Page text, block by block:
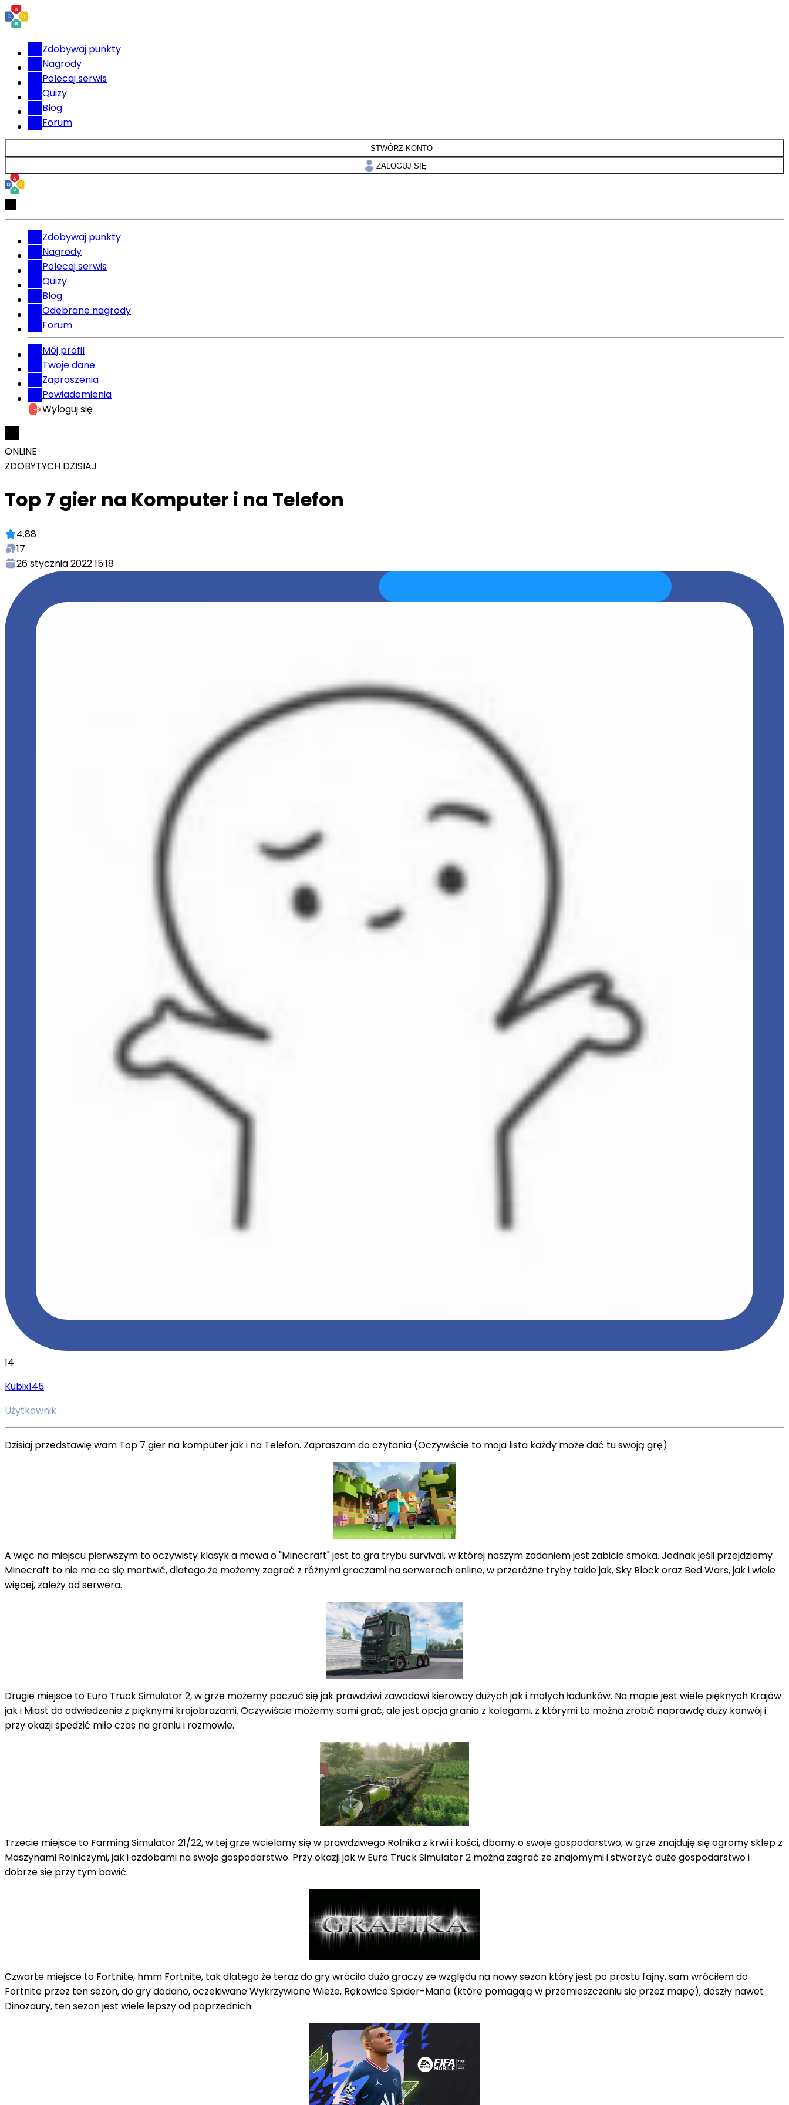
Zdobywaj punkty
Nagrody
Polecaj serwis
Quizy
Blog
Forum
STWÓRZ KONTO
ZALOGUJ SIĘ
Zdobywaj punkty
Nagrody
Polecaj serwis
Quizy
Blog
Odebrane nagrody
Forum
Mój profil
Twoje dane
Zaproszenia
Powiadomienia
Wyloguj się
ONLINE
ZDOBYTYCH DZISIAJ
Top 7 gier na Komputer i na Telefon
4.88
17
26 stycznia 2022 15:18
14
Kubix145
Użytkownik
Dzisiaj przedstawię wam Top 7 gier na komputer jak i na Telefon. Zapraszam do czytania (Oczywiście to moja lista każdy może dać tu swoją grę)
A więc na miejscu pierwszym to oczywisty klasyk a mowa o "Minecraft" jest to gra trybu survival, w której naszym zadaniem jest zabicie smoka. Jednak jeśli przejdziemy
Minecraft to nie ma co się martwić, dlatego że możemy zagrać z różnymi graczami na serwerach online, w przeróżne tryby takie jak, Sky Block oraz Bed Wars, jak i wiele
więcej, zależy od serwera.
Drugie miejsce to Euro Truck Simulator 2, w grze możemy poczuć się jak prawdziwi zawodowi kierowcy dużych jak i małych ładunków. Na mapie jest wiele pięknych Krajów
jak i Miast do odwiedzenie z pięknymi krajobrazami. Oczywiście możemy sami grać, ale jest opcja grania z kolegami, z którymi to można zrobić naprawdę duży konwój i
przy okazji spędzić miło czas na graniu i rozmowie.
Trzecie miejsce to Farming Simulator 21/22, w tej grze wcielamy się w prawdziwego Rolnika z krwi i kości, dbamy o swoje gospodarstwo, w grze znajduję się ogromy sklep z
Maszynami Rolniczymi, jak i ozdobami na swoje gospodarstwo. Przy okazji jak w Euro Truck Simulator 2 można zagrać ze znajomymi i stworzyć duże gospodarstwo i
dobrze się przy tym bawić.
Czwarte miejsce to Fortnite, hmm Fortnite, tak dlatego że teraz do gry wróciło dużo graczy ze względu na nowy sezon który jest po prostu fajny, sam wróciłem do
Fortnite przez ten sezon, do gry dodano, oczekiwane Wykrzywione Wieże, Rękawice Spider-Mana (które pomagają w przemieszczaniu się przez mapę), doszły nawet
Dinozaury, ten sezon jest wiele lepszy od poprzednich.